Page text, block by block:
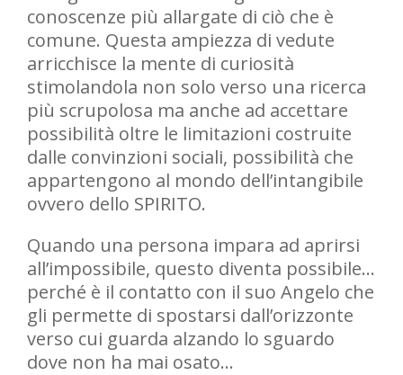
conoscenze più allargate di ciò che è
comune. Questa ampiezza di vedute
arricchisce la mente di curiosità
stimolandola non solo verso una ricerca
più scrupolosa ma anche ad accettare
possibilità oltre le limitazioni costruite
dalle convinzioni sociali, possibilità che
appartengono al mondo dell’intangibile
ovvero dello SPIRITO.
Quando una persona impara ad aprirsi
all’impossibile, questo diventa possibile…
perché è il contatto con il suo Angelo che
gli permette di spostarsi dall’orizzonte
verso cui guarda alzando lo sguardo
dove non ha mai osato…